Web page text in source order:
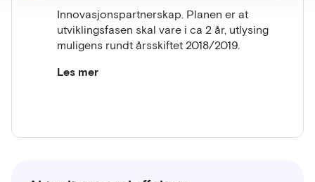
Innovasjonspartnerskap. Planen er at
utviklingsfasen skal vare i ca 2 år, utlysing
muligens rundt årsskiftet 2018/2019.
Les mer